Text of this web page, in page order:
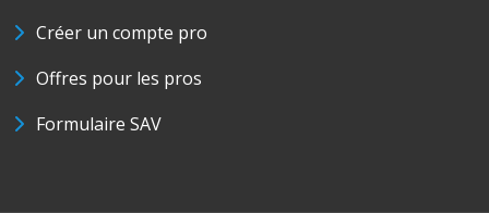
Créer un compte pro
Offres pour les pros
Formulaire SAV